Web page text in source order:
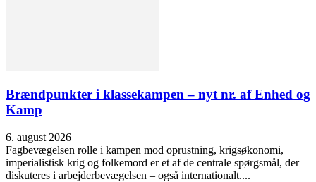
Brændpunkter i klassekampen – nyt nr. af Enhed og
Kamp
6. august 2026
Fagbevægelsen rolle i kampen mod oprustning, krigsøkonomi,
imperialistisk krig og folkemord er et af de centrale spørgsmål, der
diskuteres i arbejderbevægelsen – også internationalt....